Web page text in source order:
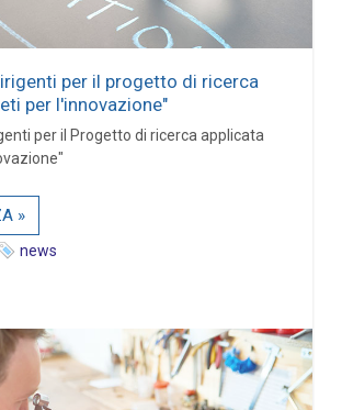
per il progetto di ricerca
per l'innovazione"
per il Progetto di ricerca applicata
»
news